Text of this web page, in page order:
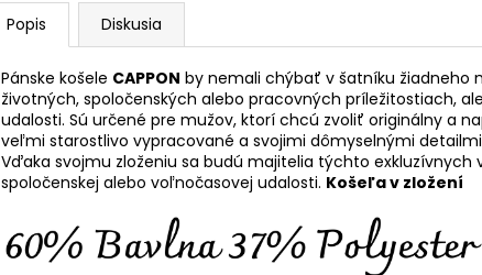
Popis Diskusia
Pánske košele CAPPON by nemali chýbať v šatníku žiadneho
životných, spoločenských alebo pracovných príležitostiach,
udalosti. Sú určené pre mužov, ktorí chcú zvoliť originálny a
veľmi starostlivo vypracované a svojimi dômyselnými
Vďaka svojmu zloženiu sa budú majitelia týchto
spoločenskej alebo voľnočasovej udalosti. Košeľa v zložení